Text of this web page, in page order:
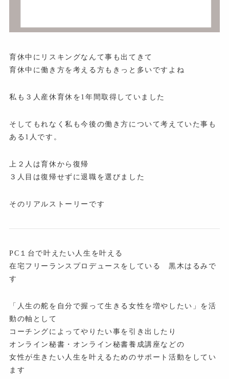
育休中にリスキングなんて事も出てきて
育休中に働き方を考える方もきっと多いですよね
私も３人産休育休を1年間取得していました
そしてもれなく私も今後の働き方について考えていた事も
ある1人です。
上２人は育休から復帰
３人目は復帰せずに退職を選びました
そのリアルストーリーです
PC１台で叶えたい人生を叶える
在宅フリーランスプロデュースをしている 黒木はるみで
す
「人生の舵を自分で握って生きる女性を増やしたい」を活
動の軸として
コーチングによってやりたい事を引き出したり
オンライン秘書・オンライン秘書養成講座などの
女性が生きたい人生を叶えるためのサポート活動をしてい
ます